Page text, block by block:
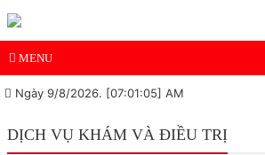
MENU
Ngày 9/8/2026. [07:01:05] AM
DỊCH VỤ KHÁM VÀ ĐIỀU TRỊ